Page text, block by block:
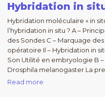
Hybridation in
Hybridation moléculaire « in
l’hybridation in situ ? A –
des Sondes C – Marquage
opératoire Il – Hybridation in
Son Utilité en embryologie B
Drosphila melanogaster La
Read more